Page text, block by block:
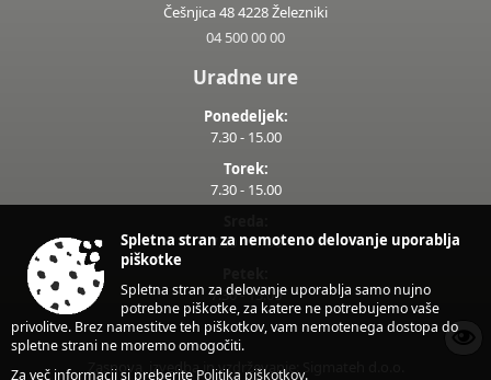
Češnjica 48 4228 Železniki
04 500 00 00
Uradne ure
Ponedeljek:
7.30 - 15.00
Torek:
7.30 - 15.00
7.30 - 17.00
7.30 - 13.00
Zasnova, izvedba in vzdrževanje: Sigmateh d.o.o.
Spletna stran za nemoteno delovanje uporablja
piškotke
Spletna stran za delovanje uporablja samo nujno
potrebne piškotke, za katere ne potrebujemo vaše
privolitve. Brez namestitve teh piškotkov, vam nemotenega dostopa do
spletne strani ne moremo omogočiti.
Za več informacij si preberite Politika piškotkov.